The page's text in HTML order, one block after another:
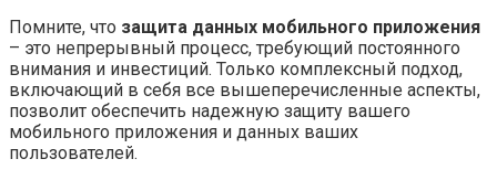
Помните, что защита данных мобильного приложения
– это непрерывный процесс, требующий постоянного
внимания и инвестиций. Только комплексный подход,
включающий в себя все вышеперечисленные аспекты,
позволит обеспечить надежную защиту вашего
мобильного приложения и данных ваших
пользователей.